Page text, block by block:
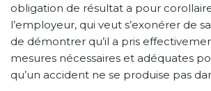
obligation de résultat a pour
l’employeur, qui veut s’exonérer de
de démontrer qu’il a pris
mesures nécessaires et adéquates
qu’un accident ne se produise pas